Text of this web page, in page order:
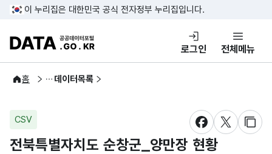
콘텐츠 바로가기
푸터 바로가기
이 누리집은 대한민국 공식 전자정부 누리집입니다.
DATA.GO.KR 공공데이터포털
로그인 전체메뉴
홈
공공데이터 데이터목록
CSV
새창 열림새창 열림
새창
전북특별자치도 순창군_양만장 현황